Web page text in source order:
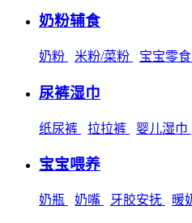
奶粉辅食
奶粉 米粉/菜粉 宝宝零食
尿裤湿巾
纸尿裤 拉拉裤 婴儿湿巾
宝宝喂养
奶瓶 奶嘴 牙胶安抚 暖